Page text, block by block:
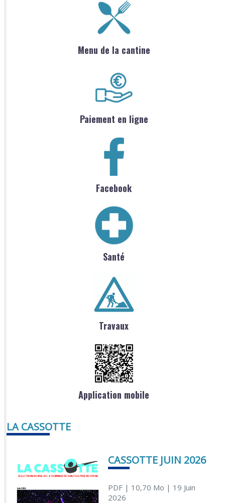
Menu de la cantine
Paiement en ligne
Facebook
Santé
Travaux
Application mobile
LA CASSOTTE
CASSOTTE JUIN 2026
PDF| 10,70 Mo | 19 Juin
2026